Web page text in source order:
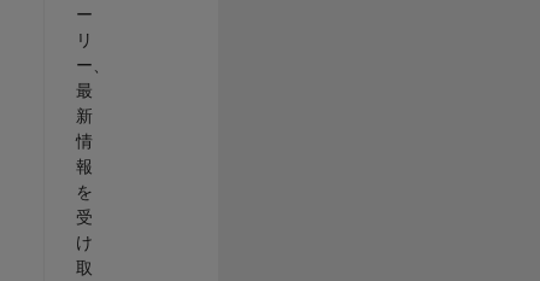
ー
リ
ー、
最
新
情
報
を
受
け
取